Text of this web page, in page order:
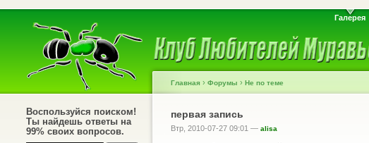
Галерея
Воспользуйся поиском!
Ты найдешь ответы на
99% своих вопросов.
Главная › Форумы › Не по теме
первая запись
Втр, 2010-07-27 09:01 — alisa